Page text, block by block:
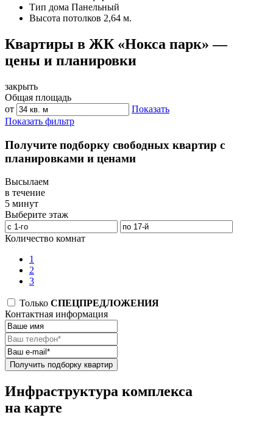
Тип дома Панельный
Высота потолков 2,64 м.
Квартиры в ЖК «Нокса парк» —
цены и планировки
закрыть
Общая площадь
от
Показать
Показать фильтр
Получите подборку свободных квартир с
планировками и ценами
Высылаем
в течение
5 минут
Выберите этаж
Количество комнат
1
2
3
Только СПЕЦПРЕДЛОЖЕНИЯ
Контактная информация
Получить подборку квартир
Инфраструктура комплекса
на карте